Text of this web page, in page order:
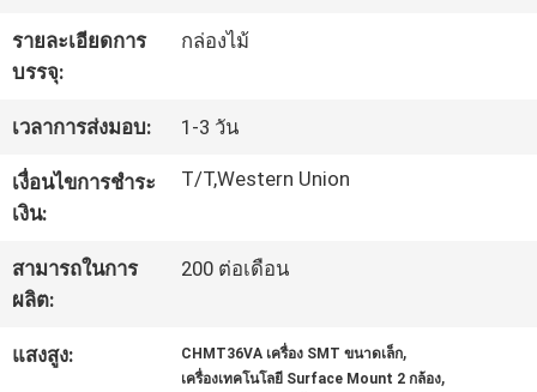
การ
ควบคุม
คุณภาพ
เรา
รายละเอียดการ
บรรจุ:
กล่องไม้
เวลาการส่งมอบ: 1-3 วัน
เงื่อนไขการชำระ
เงิน:
T/T,Western Union
สามารถในการ
ผลิต:
200 ต่อเดือน
แสงสูง: CHMT36VA เครื่อง SMT ขนาดเล็ก,
เครื่องเทคโนโลยี Surface Mount 2 กล้อง,